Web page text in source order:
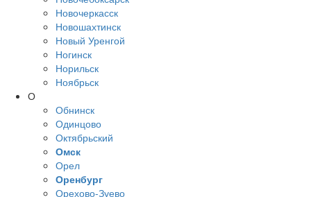
Новочеркасск
Новошахтинск
Новый Уренгой
Ногинск
Норильск
Ноябрьск
О
Обнинск
Одинцово
Октябрьский
Омск
Орел
Оренбург
Орехово-Зуево